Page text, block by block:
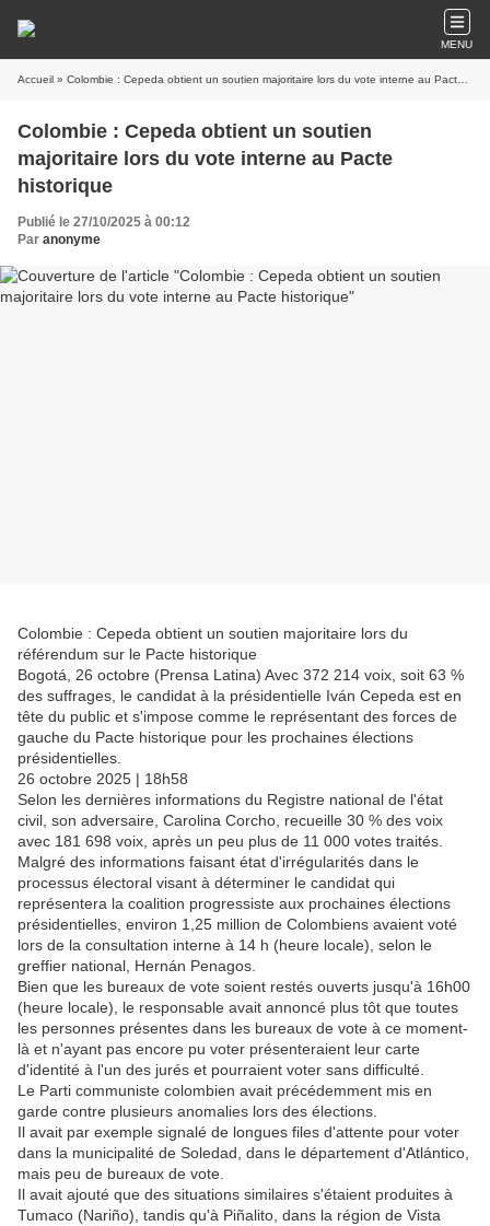
MENU
Accueil » Colombie : Cepeda obtient un soutien majoritaire lors du vote interne au Pacte historique
Colombie : Cepeda obtient un soutien
majoritaire lors du vote interne au Pacte
historique
Publié le 27/10/2025 à 00:12
Par anonyme
Colombie : Cepeda obtient un soutien majoritaire lors du
référendum sur le Pacte historique
Bogotá, 26 octobre (Prensa Latina) Avec 372 214 voix, soit 63 %
des suffrages, le candidat à la présidentielle Iván Cepeda est en
tête du public et s'impose comme le représentant des forces de
gauche du Pacte historique pour les prochaines élections
présidentielles.
26 octobre 2025 | 18h58
Selon les dernières informations du Registre national de l'état
civil, son adversaire, Carolina Corcho, recueille 30 % des voix
avec 181 698 voix, après un peu plus de 11 000 votes traités.
Malgré des informations faisant état d'irrégularités dans le
processus électoral visant à déterminer le candidat qui
représentera la coalition progressiste aux prochaines élections
présidentielles, environ 1,25 million de Colombiens avaient voté
lors de la consultation interne à 14 h (heure locale), selon le
greffier national, Hernán Penagos.
Bien que les bureaux de vote soient restés ouverts jusqu'à 16h00
(heure locale), le responsable avait annoncé plus tôt que toutes
les personnes présentes dans les bureaux de vote à ce moment-
là et n'ayant pas encore pu voter présenteraient leur carte
d'identité à l'un des jurés et pourraient voter sans difficulté.
Le Parti communiste colombien avait précédemment mis en
garde contre plusieurs anomalies lors des élections.
Il avait par exemple signalé de longues files d'attente pour voter
dans la municipalité de Soledad, dans le département d'Atlántico,
mais peu de bureaux de vote.
Il avait ajouté que des situations similaires s'étaient produites à
Tumaco (Nariño), tandis qu'à Piñalito, dans la région de Vista